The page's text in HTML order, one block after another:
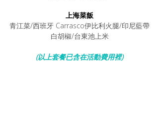
上海菜飯
青江菜/西班牙 Carrasco伊比利火腿/印尼藍帶
白胡椒/台東池上米
(以上套餐已含在活動費用裡)